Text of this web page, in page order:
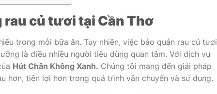
củ tươi tại Cần Thơ
trong mỗi bữa ăn. Tuy nhiên, việc bảo quản rau củ tươi
là điều nhiều người tiêu dùng quan tâm. Với dịch vụ
Hút Chân Không Xanh. Chúng tôi mang đến giải pháp
hơn, tiện lợi hơn trong quá trình vận chuyển và sử dụng.